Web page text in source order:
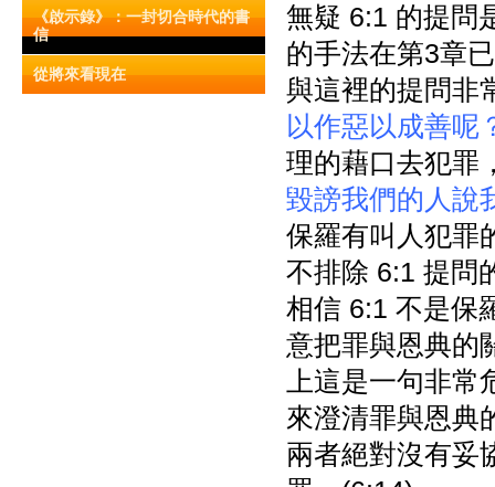
《啟示錄》：一封切合時代的書
信
從將來看現在
無疑 6:1 的提問
的手法在第3章
與這裡的提問非
以作惡以成善呢
理的藉口去犯罪
毀謗我們的人說
保羅有叫人犯罪
不排除 6:1 提問
相信 6:1 不是保
意把罪與恩典的
上這是一句非
來澄清罪與恩典
兩者絕對沒有妥